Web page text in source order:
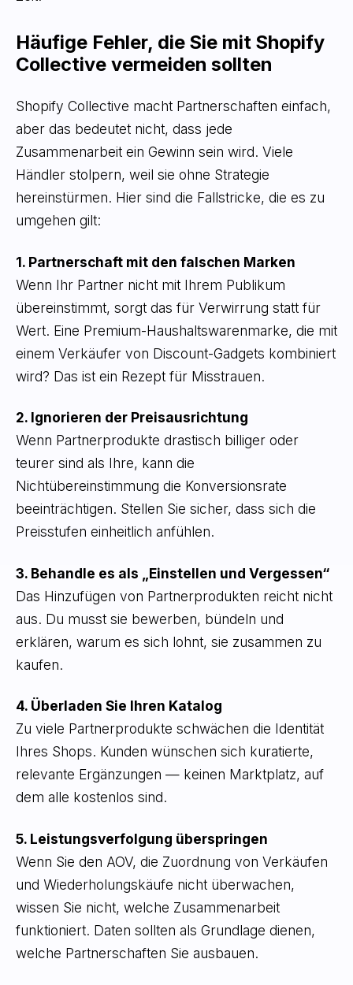
Häufige Fehler, die Sie mit Shopify
Collective vermeiden sollten
Shopify Collective macht Partnerschaften einfach,
aber das bedeutet nicht, dass jede
Zusammenarbeit ein Gewinn sein wird. Viele
Händler stolpern, weil sie ohne Strategie
hereinstürmen. Hier sind die Fallstricke, die es zu
umgehen gilt:
1. Partnerschaft mit den falschen Marken
Wenn Ihr Partner nicht mit Ihrem Publikum
übereinstimmt, sorgt das für Verwirrung statt für
Wert. Eine Premium-Haushaltswarenmarke, die mit
einem Verkäufer von Discount-Gadgets kombiniert
wird? Das ist ein Rezept für Misstrauen.
2. Ignorieren der Preisausrichtung
Wenn Partnerprodukte drastisch billiger oder
teurer sind als Ihre, kann die
Nichtübereinstimmung die Konversionsrate
beeinträchtigen. Stellen Sie sicher, dass sich die
Preisstufen einheitlich anfühlen.
3. Behandle es als „Einstellen und Vergessen“
Das Hinzufügen von Partnerprodukten reicht nicht
aus. Du musst sie bewerben, bündeln und
erklären, warum es sich lohnt, sie zusammen zu
kaufen.
4. Überladen Sie Ihren Katalog
Zu viele Partnerprodukte schwächen die Identität
Ihres Shops. Kunden wünschen sich kuratierte,
relevante Ergänzungen — keinen Marktplatz, auf
dem alle kostenlos sind.
5. Leistungsverfolgung überspringen
Wenn Sie den AOV, die Zuordnung von Verkäufen
und Wiederholungskäufe nicht überwachen,
wissen Sie nicht, welche Zusammenarbeit
funktioniert. Daten sollten als Grundlage dienen,
welche Partnerschaften Sie ausbauen.